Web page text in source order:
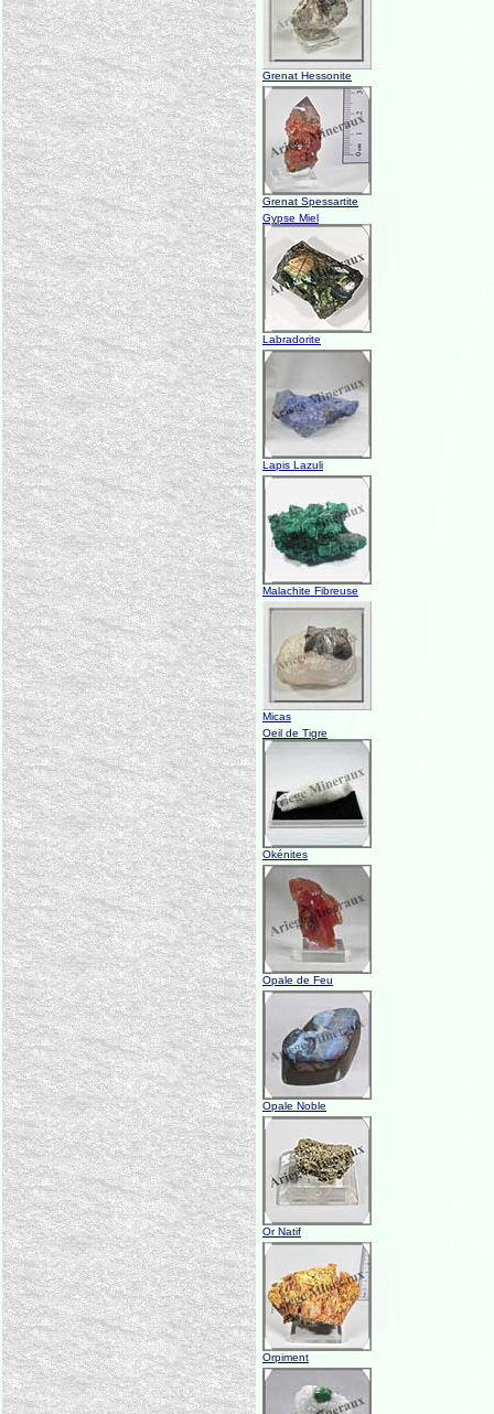
Grenat Hessonite
Grenat Spessartite
Gypse Miel
Labradorite
Lapis Lazuli
Malachite Fibreuse
Micas
Oeil de Tigre
Okénites
Opale de Feu
Opale Noble
Or Natif
Orpiment